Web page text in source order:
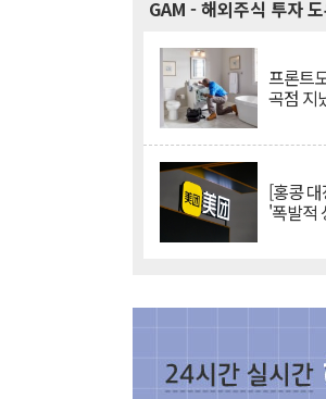
GAM - 해외주식 투자
프론트
곡점 지
[홍콩
'폭발적